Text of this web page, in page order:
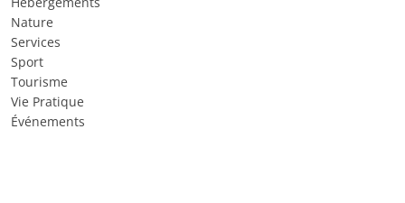
Nature
Services
Sport
Tourisme
Vie Pratique
Événements